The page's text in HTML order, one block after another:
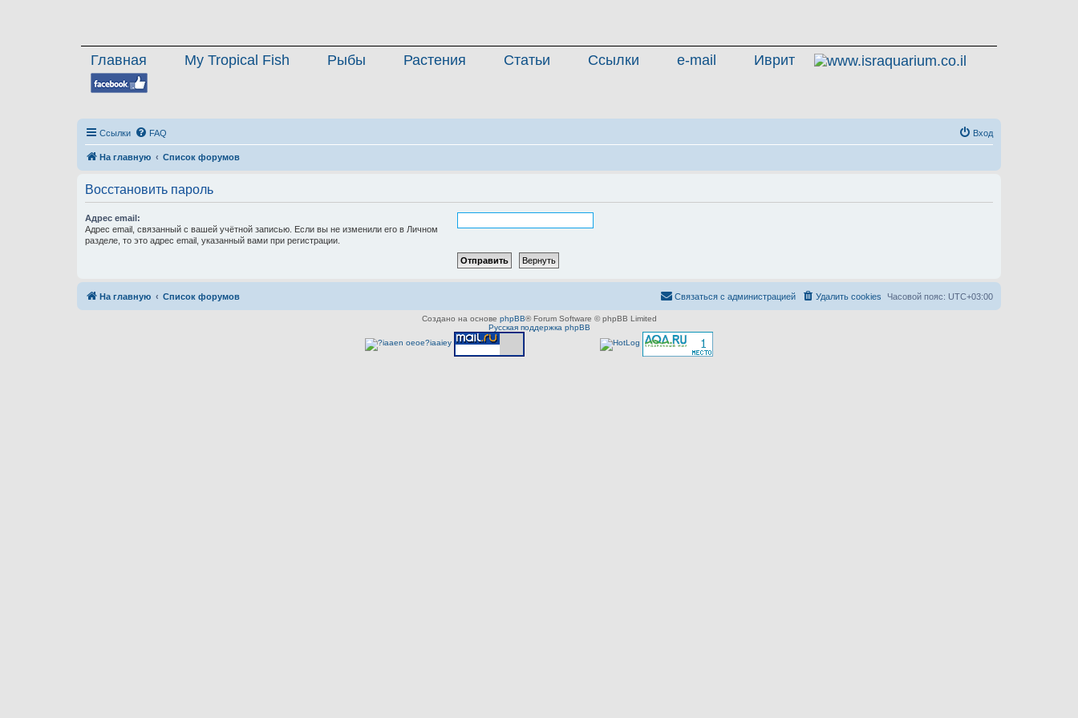
Главная My Tropical Fish Рыбы Растения Статьи Ссылки e-mail Иврит
Ссылки FAQ Вход
На главную Список форумов
Восстановить пароль
Адрес email:
Адрес email, связанный с вашей учётной записью. Если вы не изменили его в Личном
разделе, то это адрес email, указанный вами при регистрации.
На главную Список форумов Часовой пояс: UTC+03:00
Удалить cookies
Связаться с администрацией
Создано на основе phpBB® Forum Software © phpBB Limited
Русская поддержка phpBB